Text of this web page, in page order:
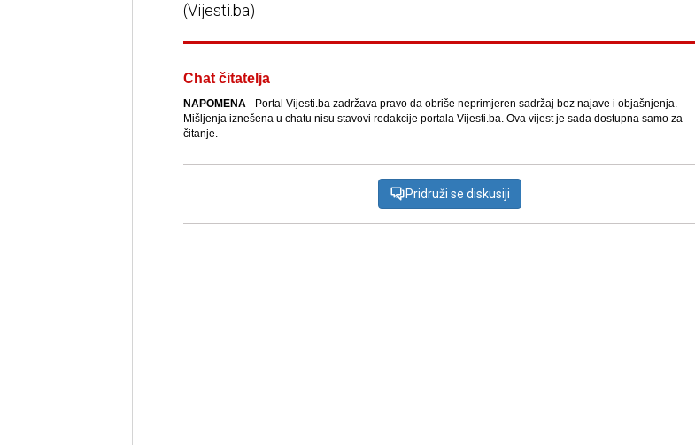
(Vijesti.ba)
Chat čitatelja
NAPOMENA- Portal Vijesti.ba zadržava pravo da obriše neprimjeren sadržaj bez najave i objašnjenja.
Mišljenja iznešena u chatu nisu stavovi redakcije portala Vijesti.ba. Ova vijest je sada dostupna samo za
čitanje.
Pridruži se diskusiji